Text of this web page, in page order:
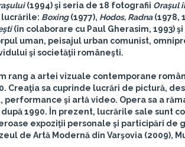
(1994) şi seria de 18 fotografii Oraşul
lucrările: Boxing(1977), Hodos, Radna(1978,
(în colaborare cu Paul Gherasim, 1993) şi
uman, peisajul urban comunist,
şi societăţii româneşti.
rang a artei vizuale contemporane
sa cuprinde lucrări de pictură,
şi artă video. Opera sa a
1990. În prezent, lucrările sale sunt
expoziţii personale şi participări de
de Artă Modernă din Varşovia (2009),